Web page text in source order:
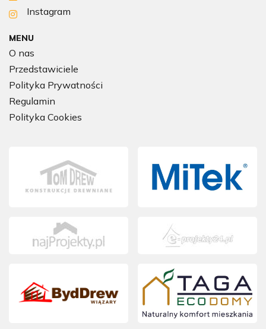
Instagram
MENU
O nas
Przedstawiciele
Polityka Prywatności
Regulamin
Polityka Cookies